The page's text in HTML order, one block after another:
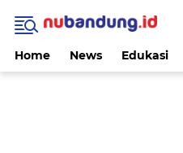
Home News Edukasi